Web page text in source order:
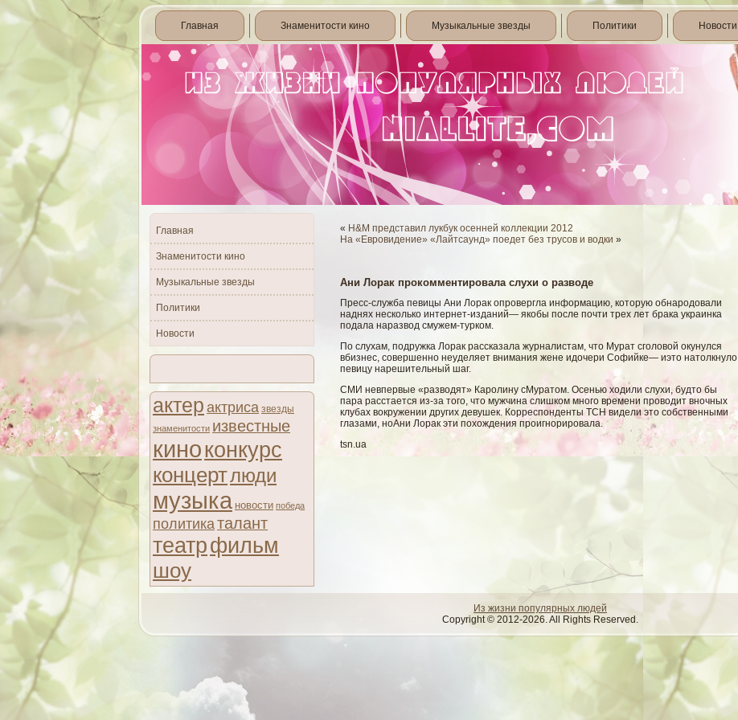
Главная Знаменитости кино Музыкальные звезды Политики Новости
Главная
Знаменитости кино
Музыкальные звезды
Политики
Новости
актер актриса звезды
знаменитости известные
киноконкурс
концертлюди
музыка новости победа
политикаталант
театрфильм
шоу
« H&M представил лукбук осенней коллекции 2012
На «Евровидение» «Лайтсаунд» поедет без трусов и водки »
Ани Лорак прокомментировала слухи о разводе
Пресс-служба певицы Ани Лорак опровергла информацию, которую обнародовали
наднях несколько интернет-изданий— якобы после почти трех лет брака украинка
подала наразвод смужем-турком.
По слухам, подружка Лорак рассказала журналистам, что Мурат сголовой окунулся
вбизнес, совершенно неуделяет внимания жене идочери Софийке— иэто натолкнуло
певицу нарешительный шаг.
СМИ невпервые «развοдят» Каролину сМуратом. Осенью ходили слухи, будто бы
пара расстается из-за тогο, что мужчина слишком многο времени провοдит вночных
клубах вοкружении других девушек. Корреспонденты ТСН видели это сοбственными
глазами, ноАни Лорак эти похождения проигнорировала.
tsn.ua
Из жизни популярных людей
Copyright © 2012-2026. All Rights Reserved.